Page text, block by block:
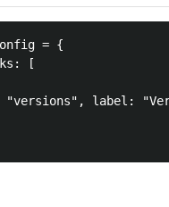
= {
[
"versions", label: